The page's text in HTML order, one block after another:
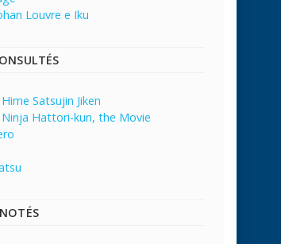
Louvre e Iku
Satsujin Jiken
Ninja Hattori-kun, the Movie